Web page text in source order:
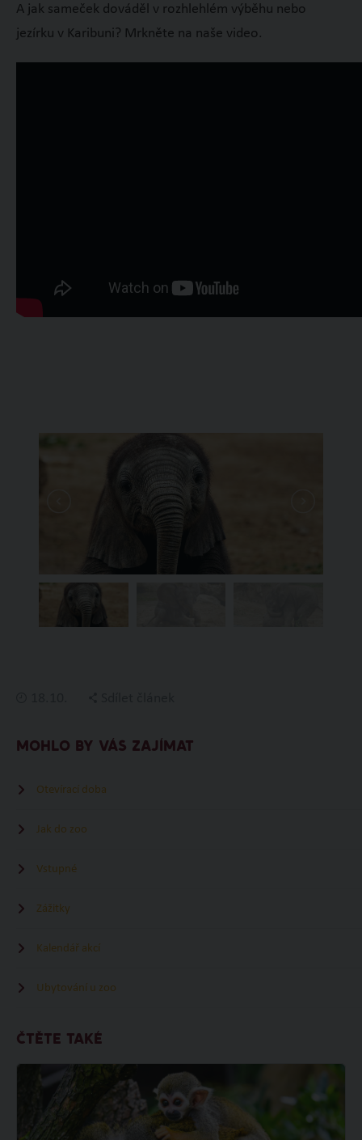
A jak sameček dováděl v rozhlehlém výběhu nebo
jezírku v Karibuni? Mrkněte na naše video.
MOHLO BY VÁS ZAJÍMAT
Otevírací doba
Jak do zoo
Vstupné
Zážitky
Kalendář akcí
Ubytování u zoo
ČTĚTE TAKÉ